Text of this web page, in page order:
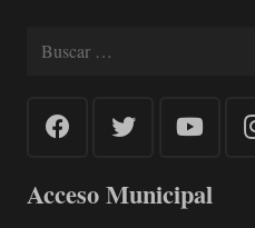
Buscar:
Acceso Municipal